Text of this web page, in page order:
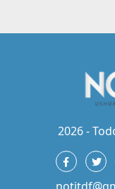
2026 -